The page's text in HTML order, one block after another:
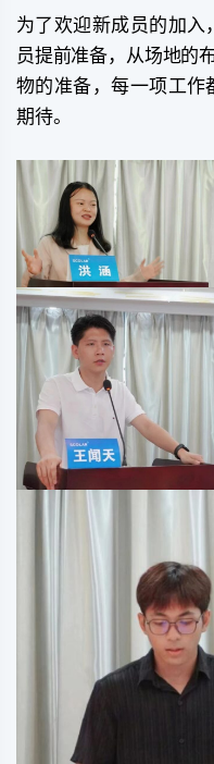
为了欢迎新成员的加入
员提前准备，从场地的
物的准备，每一项工作
期待。